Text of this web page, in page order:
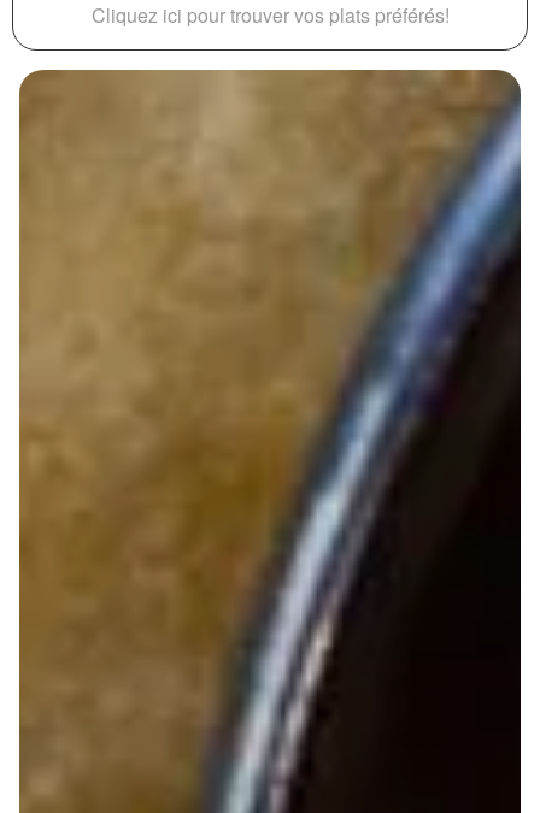
Cliquez ici pour trouver vos plats préférés!